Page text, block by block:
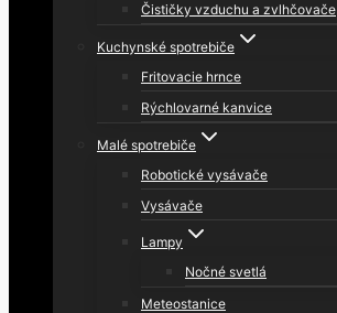
Čističky vzduchu a zvlhčovače
Kuchynské spotrebiče
Fritovacie hrnce
Rýchlovarné kanvice
Malé spotrebiče
Robotické vysávače
Vysávače
Lampy
Nočné svetlá
Meteostanice